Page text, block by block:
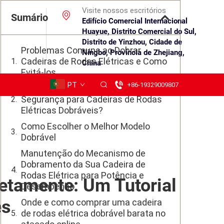
Visite nossos escritórios
Edifício Comercial Internacional
Huayue, Distrito Comercial do Sul,
Distrito de Yinzhou, Cidade de
Ningbo, Província de Zhejiang,
China
PT +86-19329009807
Um Tutorial
Sumário
Problemas Comuns ao Dobrar
Cadeiras de Rodas Elétricas e Como
Evitá-los
Quais São Algumas Dicas de
Segurança para Cadeiras de Rodas
Elétricas Dobráveis?
Como Escolher o Melhor Modelo
Dobrável
Manutenção do Mecanismo de
Dobramento da Sua Cadeira de
Rodas Elétrica para Potência e
Desempenho
Onde e como comprar uma cadeira
de rodas elétrica dobrável barata no